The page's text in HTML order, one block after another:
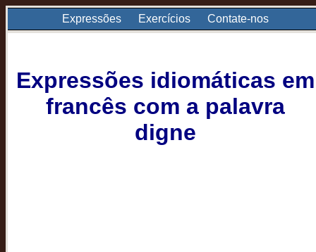
Expressões Exercícios Contate-nos
Expressões idiomáticas em
francês com a palavra
digne